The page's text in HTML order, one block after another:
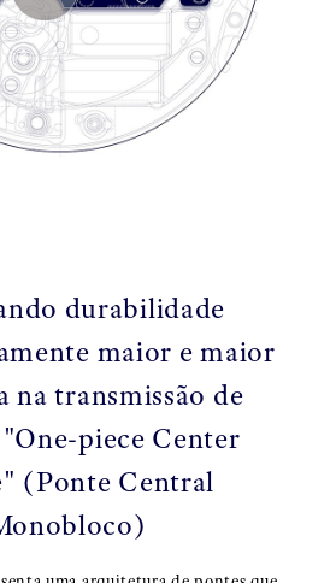
durabilidade
maior e maior
na transmissão de
piece Center
(Ponte Central